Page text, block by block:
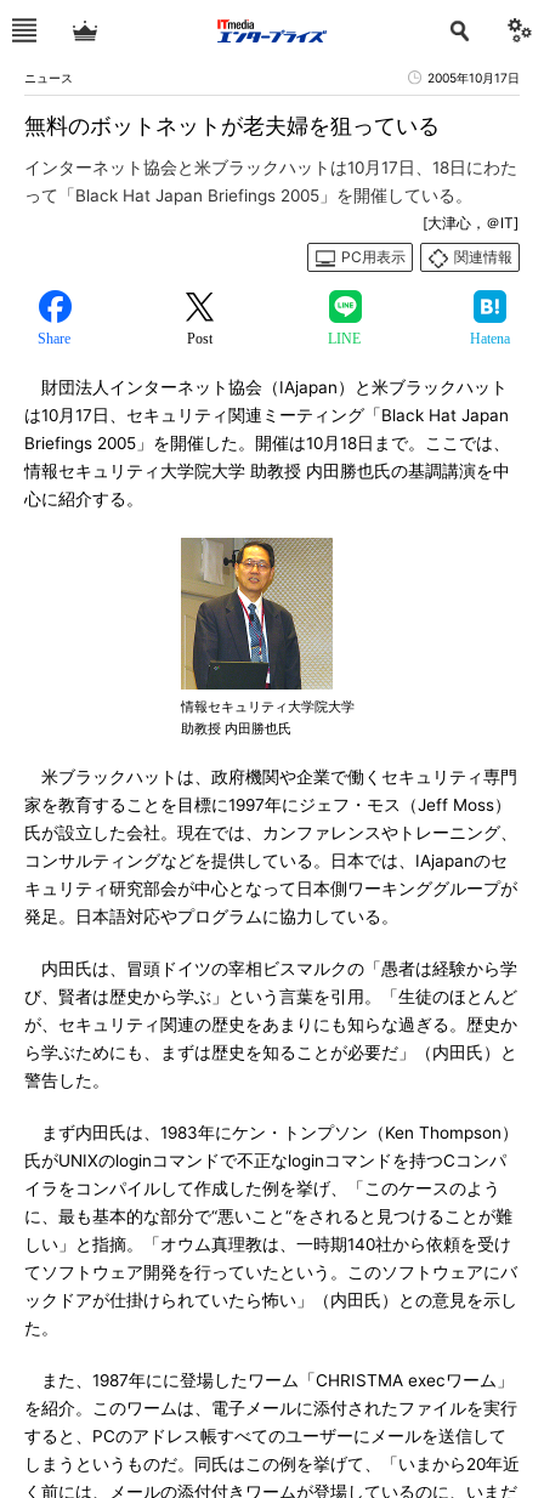
ニュース 2005年10月17日
無料のボットネットが老夫婦を狙っている
インターネット協会と米ブラックハットは10月17日、18日にわた
って「Black Hat Japan Briefings 2005」を開催している。
[大津心，＠IT]
PC用表示
関連情報
Share Post LINE Hatena
財団法人インターネット協会（IAjapan）と米ブラックハット
は10月17日、セキュリティ関連ミーティング「Black Hat Japan
Briefings 2005」を開催した。開催は10月18日まで。ここでは、
情報セキュリティ大学院大学 助教授 内田勝也氏の基調講演を中
心に紹介する。
情報セキュリティ大学院大学
助教授 内田勝也氏
米ブラックハットは、政府機関や企業で働くセキュリティ専門
家を教育することを目標に1997年にジェフ・モス（Jeff Moss）
氏が設立した会社。現在では、カンファレンスやトレーニング、
コンサルティングなどを提供している。日本では、IAjapanのセ
キュリティ研究部会が中心となって日本側ワーキンググループが
発足。日本語対応やプログラムに協力している。
内田氏は、冒頭ドイツの宰相ビスマルクの「愚者は経験から学
び、賢者は歴史から学ぶ」という言葉を引用。「生徒のほとんど
が、セキュリティ関連の歴史をあまりにも知らな過ぎる。歴史か
ら学ぶためにも、まずは歴史を知ることが必要だ」（内田氏）と
警告した。
まず内田氏は、1983年にケン・トンプソン（Ken Thompson）
氏がUNIXのloginコマンドで不正なloginコマンドを持つCコンパ
イラをコンパイルして作成した例を挙げ、「このケースのよう
に、最も基本的な部分で“悪いこと“をされると見つけることが難
しい」と指摘。「オウム真理教は、一時期140社から依頼を受け
てソフトウェア開発を行っていたという。このソフトウェアにバ
ックドアが仕掛けられていたら怖い」（内田氏）との意見を示し
た。
また、1987年にに登場したワーム「CHRISTMA execワーム」
を紹介。このワームは、電子メールに添付されたファイルを実行
すると、PCのアドレス帳すべてのユーザーにメールを送信して
しまうというものだ。同氏はこの例を挙げて、「いまから20年近
く前には、メールの添付付きワームが登場しているのに、いまだ